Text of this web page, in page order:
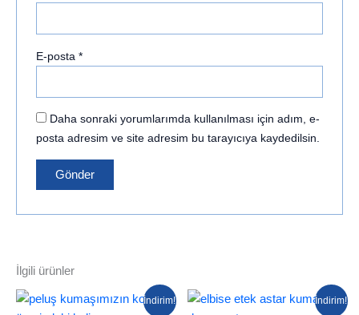
E-posta*
Daha sonraki yorumlarımda kullanılması için adım, e-
posta adresim ve site adresim bu tarayıcıya kaydedilsin.
İlgili ürünler
İndirim! İndirim!